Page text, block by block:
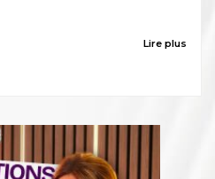
Lire plus